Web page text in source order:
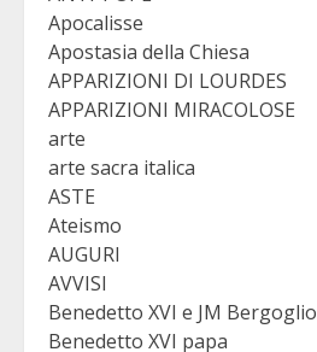
Apocalisse
Apostasia della Chiesa
APPARIZIONI DI LOURDES
APPARIZIONI MIRACOLOSE
arte
arte sacra italica
ASTE
Ateismo
AUGURI
AVVISI
Benedetto XVI e JM Bergoglio
Benedetto XVI papa